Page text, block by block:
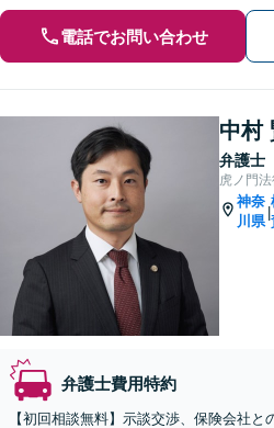
電話でお問い合わせ
中村
弁護士
虎ノ門
神奈
川県
|
弁護士費用特約
【初回相談無料】示談交渉、保険会社